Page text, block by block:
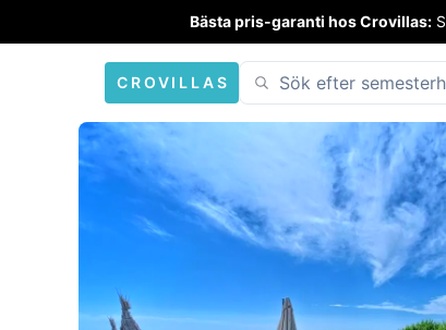
Bästa pris-garanti hos Crovillas:
CROVILLAS